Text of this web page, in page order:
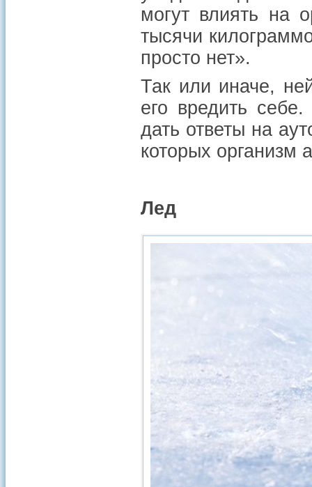
могут влиять на
тысячи
просто нет».
Так или иначе,
его вредить
дать ответы на
которых организм
Лед